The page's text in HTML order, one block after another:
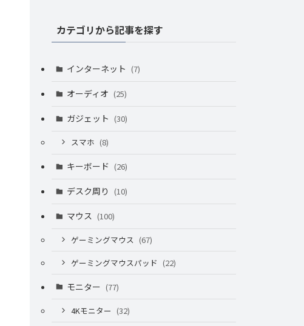
カテゴリから記事を探す
インターネット (7)
オーディオ (25)
ガジェット (30)
スマホ (8)
キーボード (26)
デスク周り (10)
マウス (100)
ゲーミングマウス (67)
ゲーミングマウスパッド (22)
モニター (77)
4Kモニター (32)